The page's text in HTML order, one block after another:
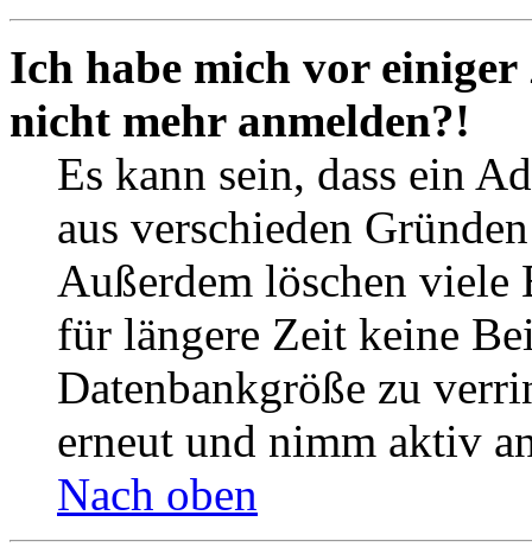
Ich habe mich vor
nicht mehr anmelden?!
Es kann sein, dass ein
aus verschieden
Außerdem löschen viele
für längere Zeit keine
Datenbankgröße zu
erneut und nimm aktiv
Nach oben